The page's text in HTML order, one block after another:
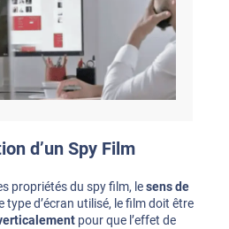
d’un Spy Film
propriétés du spy film, lesens de
type d’écran utilisé, le film doit être
pour que l’effet de